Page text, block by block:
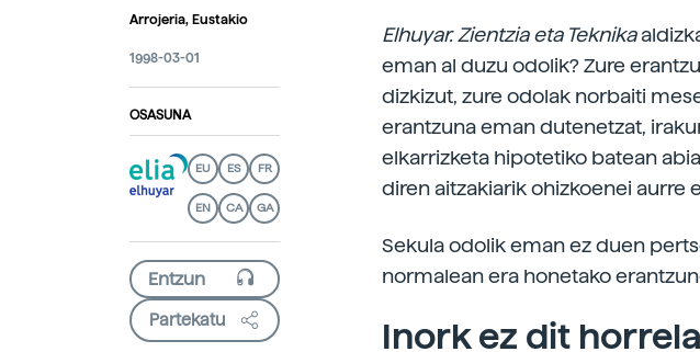
Arrojeria, Eustakio
1998-03-01
OSASUNA
EU ES FR
EN CA GA
Partekatu
Elhuyar. Zientzia eta Teknika
eman al duzu odolik? Zure
dizkizut, zure odolak norbaiti
erantzuna eman dutenetzat,
elkarrizketa hipotetiko batean
diren aitzakiarik ohizkoenei aurre
Sekula odolik eman ez duen
normalean era honetako
Inork ez dit